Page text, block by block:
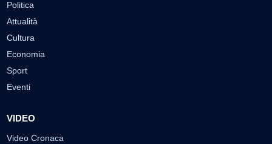
Politica
Attualità
Cultura
Economia
Sport
Eventi
VIDEO
Video Cronaca